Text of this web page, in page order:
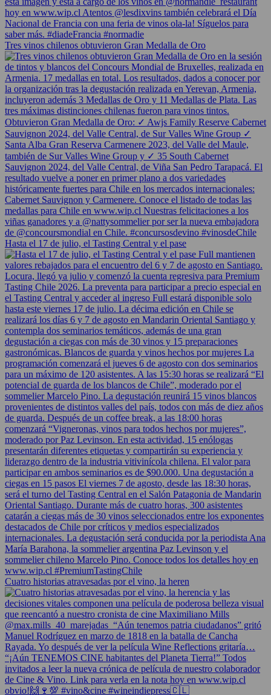
Tres vinos chilenos obtuvieron Gran Medalla de Oro
Hasta el 17 de julio, el Tasting Central y el pase
Cuatro historias atravesadas por el vino, la heren